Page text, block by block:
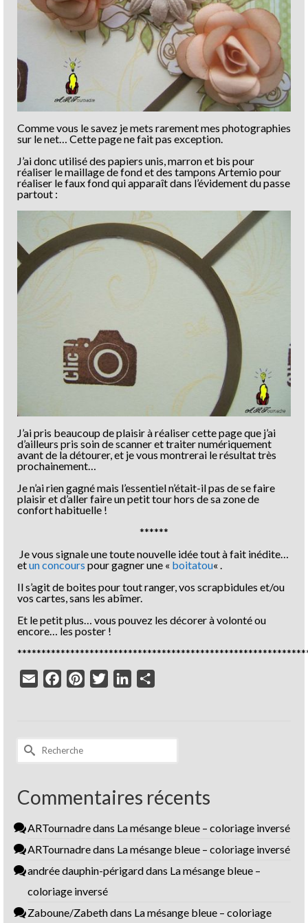
Comme vous le savez je mets rarement mes photographies
sur le net… Cette page ne fait pas exception.
J’ai donc utilisé des papiers unis, marron et bis pour
réaliser le maillage de fond et des tampons Artemio pour
réaliser le faux fond qui apparaît dans l’évidement du passe
partout :
J’ai pris beaucoup de plaisir à réaliser cette page que j’ai
d’ailleurs pris soin de scanner et traiter numériquement
avant de la détourer, et je vous montrerai le résultat très
prochainement…
Je n’ai rien gagné mais l’essentiel n’était-il pas de se faire
plaisir et d’aller faire un petit tour hors de sa zone de
confort habituelle !
******
Je vous signale une toute nouvelle idée tout à fait inédite…
etun concours pour gagner une « boitatou« .
Il s’agit de boites pour tout ranger, vos scrapbidules et/ou
vos cartes, sans les abîmer.
Et le petit plus… vous pouvez les décorer à volonté ou
encore… les poster !
Email
FacebookPinterestTwitterLinkedIn
Rechercher :
Commentaires récents
ARTournadredans La mésange bleue – coloriage inversé
ARTournadredans La mésange bleue – coloriage inversé
andrée dauphin-périgarddans La mésange bleue –
coloriage inversé
Zaboune/Zabethdans La mésange bleue – coloriage